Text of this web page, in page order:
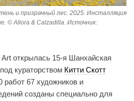
и призрачный лес. 2025. Инсталляция
© Allora & Calzadilla. Источник:
открылась 15-я Шанхайская
кураторством Китти Скотт
работ 67 художников и
созданы специально для